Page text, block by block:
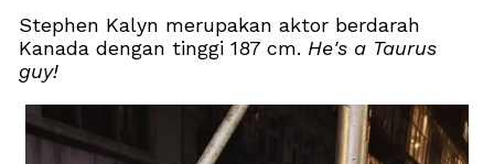
Stephen Kalyn merupakan aktor berdarah
Kanada dengan tinggi 187 cm. He's a Taurus
guy!